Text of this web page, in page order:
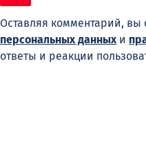
Оставляя комментарий, вы
персональных данныхи
ответы и реакции